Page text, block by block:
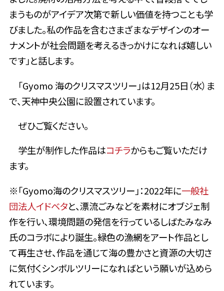
まうものがアイデア次第で新しい価値を持つことも学
びました。私の作品を含むさまざまなデザインのオー
ナメントが社会問題を考えるきっかけになれば嬉しい
です」と話します。
「Gyomo 海のクリスマスツリー」は12月25日（水）ま
で、天神中央公園に設置されています。
ぜひご覧ください。
学生が制作した作品はコチラからもご覧いただけ
ます。
※「Gyomo海のクリスマスツリー」：2022年に一般社
団法人イドベタと、漂流ごみなどを素材にオブジェ制
作を行い、環境問題の発信を行っているしばたみなみ
氏のコラボにより誕生。緑色の漁網をアート作品とし
て再生させ、作品を通じて海の豊かさと資源の大切さ
に気付くシンボルツリーになればという願いが込めら
れています。